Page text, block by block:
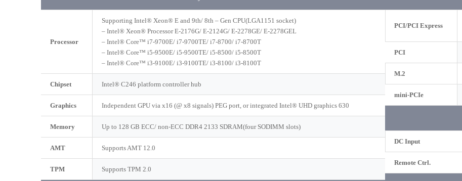
Processor
Supporting Intel® Xeon® E and 9th/ 8th – Gen CPU(LGA1151 socket)
– Intel® Xeon® Processor E-2176G/ E-2124G/ E-2278GE/ E-2278GEL
– Intel® Core™ i7-9700E/ i7-9700TE/ i7-8700/ i7-8700T
– Intel® Core™ i5-9500E/ i5-9500TE/ i5-8500/ i5-8500T
– Intel® Core™ i3-9100E/ i3-9100TE/ i3-8100/ i3-8100T
Chipset Intel® C246 platform controller hub
Graphics Independent GPU via x16 (@ x8 signals) PEG port, or integrated Intel® UHD graphics 630
Memory Up to 128 GB ECC/ non-ECC DDR4 2133 SDRAM(four SODIMM slots)
AMT Supports AMT 12.0
TPM Supports TPM 2.0
PCI/PCI Express
PCI
M.2
mini-PCIe
DC Input
Remote Ctrl.